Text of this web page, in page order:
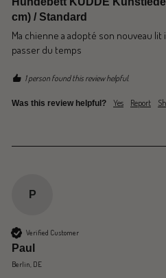
cm) / Standard
Ma chienne a adopté son nouveau
passer du temps
1 person found this review helpful.
Was this review helpful? Yes Report
P
Verified Customer
Paul
Berlin, DE